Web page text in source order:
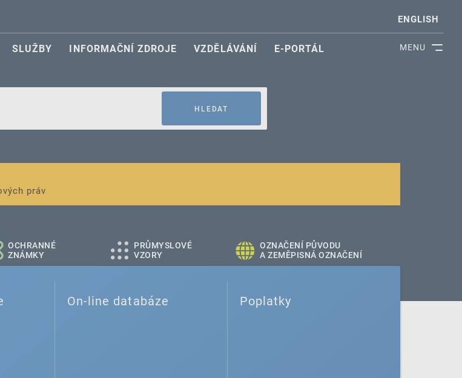
MENU
ENGLISH
SLUŽBY INFORMAČNÍ ZDROJE VZDĚLÁVÁNÍ E-PORTÁL
HLEDAT
práv
OCHRANNÉ
ZNÁMKY
PRŮMYSLOVÉ
VZORY
OZNAČENÍ PŮVODU
A ZEMĚPISNÁ OZNAČENÍ
On-line databáze Poplatky